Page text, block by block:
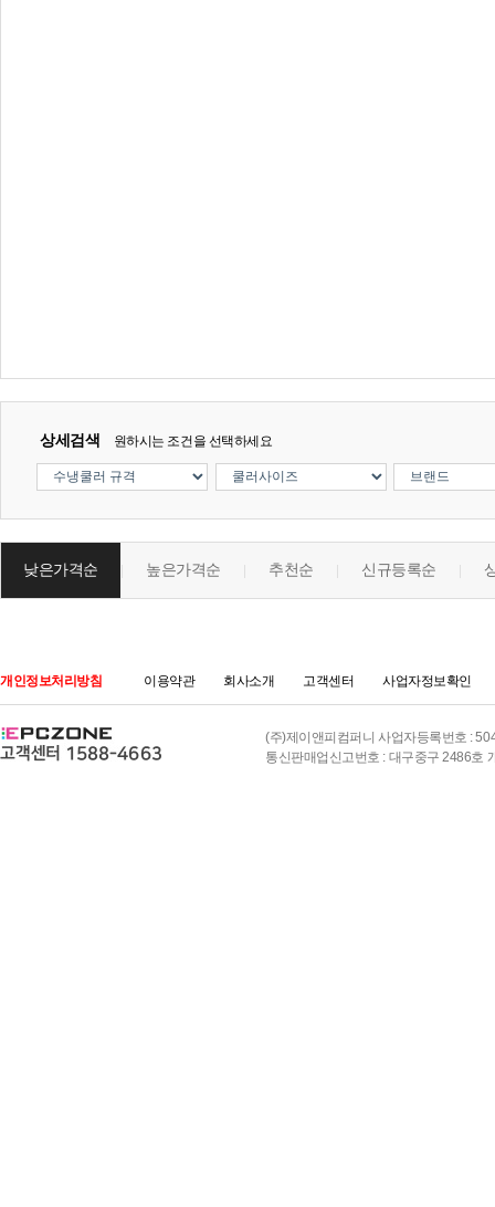
상세검색 원하시는 조건을 선택하세요
낮은가격순 높은가격순 추천순 신규등록순
개인정보처리방침 이용약관 회사소개 고객센터 사업자정보확인
(주)제이앤피컴퍼니 사업자등록번호 :
통신판매업신고번호 : 대구중구 2486호